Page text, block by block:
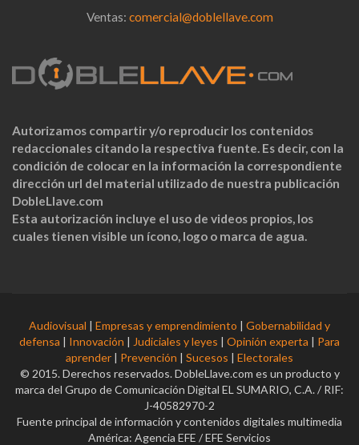
Ventas: comercial@doblellave.com
Autorizamos compartir y/o reproducir los contenidos
redaccionales citando la respectiva fuente. Es decir, con la
condición de colocar en la información la correspondiente
dirección url del material utilizado de nuestra publicación
DobleLlave.com
Esta autorización incluye el uso de videos propios, los
cuales tienen visible un ícono, logo o marca de agua.
Audiovisual Empresas y emprendimiento
Gobernabilidad y
defensa
Innovación Judiciales y leyes Opinión experta
Para
aprender
Prevención Sucesos
Electorales
© 2015. Derechos reservados. DobleLlave.com es un producto y
marca del Grupo de Comunicación Digital EL SUMARIO, C.A. / RIF:
J-40582970-2
Fuente principal de información y contenidos digitales multimedia
América: Agencia EFE / EFE Servicios